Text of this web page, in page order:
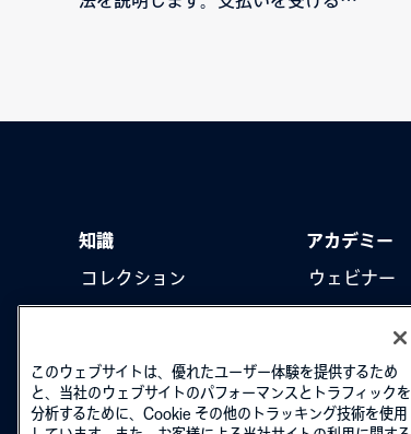
知識
コレクション
アカデミー
ウェビナー
このウェブサイトは、優れたユーザー体験を提供するため
と、当社のウェブサイトのパフォーマンスとトラフィックを
分析するために、Cookie その他のトラッキング技術を使用